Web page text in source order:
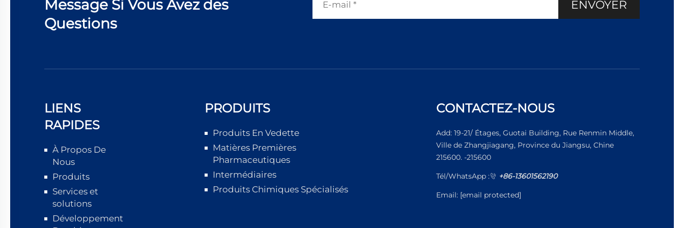
Message Si Vous Avez des
Questions
ENVOYER
LIENS
RAPIDES
À Propos De
Nous
Produits
Services et
solutions
Développement
PRODUITS
Produits En Vedette
Matières Premières
Pharmaceutiques
Intermédiaires
Produits Chimiques Spécialisés
CONTACTEZ-NOUS
Add: 19-21/ Étages, Guotai Building, Rue Renmin Middle,
Ville de Zhangjiagang, Province du Jiangsu, Chine
215600. -215600
Tél/WhatsApp : +86-13601562190
Email: [email protected]